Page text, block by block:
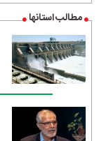
مطالب استانها